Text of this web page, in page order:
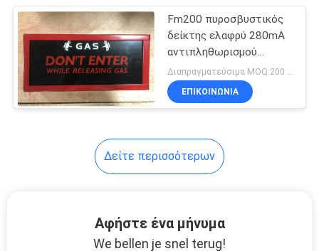
Αυτόματος
πυροσβεστήρας
Κύλινδροι FM 200
Fm200 πυροσβυστικός
δείκτης ελαφρύ 280mA
αντιπληθωρισμού
εξαρτημάτων
πυροσβεστήρων
συστημάτων
Διαπραγματεύσιμα MOQ:200 κομμάτια
ΕΠΙΚΟΙΝΩΝΊΑ
Δείτε περισσότερων
Αφήστε ένα μήνυμα
We bellen je snel terug!